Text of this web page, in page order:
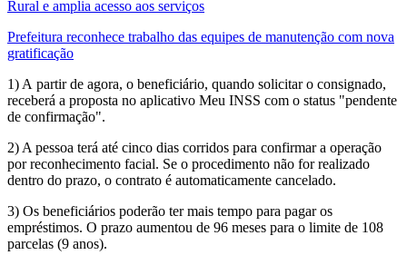
Rural e amplia acesso aos serviços
Prefeitura reconhece trabalho das equipes de manutenção com nova
gratificação
1) A partir de agora, o beneficiário, quando solicitar o consignado,
receberá a proposta no aplicativo Meu INSS com o status "pendente
de confirmação".
2) A pessoa terá até cinco dias corridos para confirmar a operação
por reconhecimento facial. Se o procedimento não for realizado
dentro do prazo, o contrato é automaticamente cancelado.
3) Os beneficiários poderão ter mais tempo para pagar os
empréstimos. O prazo aumentou de 96 meses para o limite de 108
parcelas (9 anos).